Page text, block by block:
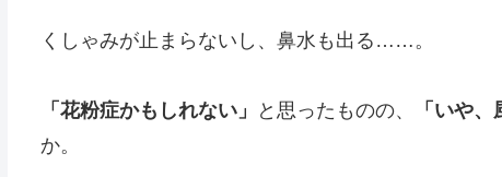
くしゃみが止まらないし、鼻水も出る……。
「花粉症かもしれない」 と思ったものの、 「いや、
か。